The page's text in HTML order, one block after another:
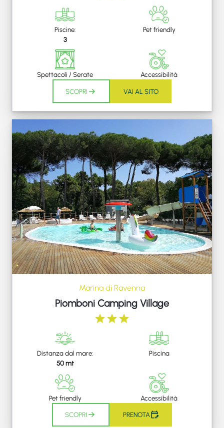
Piscine:
3
Pet friendly
Spettacoli / Serate Accessibilità
SCOPRI VAI AL SITO
Marina di Ravenna
Piomboni Camping Village
Distanza dal mare:
50 mt
Piscina
Pet friendly Accessibilità
SCOPRI PRENOTA